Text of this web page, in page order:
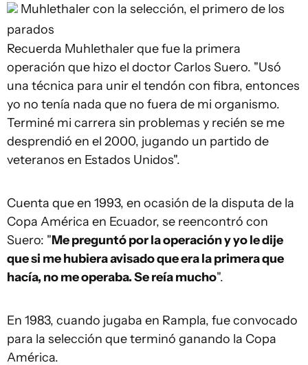
Muhlethaler con la selección, el primero de los
parados
Recuerda Muhlethaler que fue la primera
operación que hizo el doctor Carlos Suero. "Usó
una técnica para unir el tendón con fibra, entonces
yo no tenía nada que no fuera de mi organismo.
Terminé mi carrera sin problemas y recién se me
desprendió en el 2000, jugando un partido de
veteranos en Estados Unidos".
Cuenta que en 1993, en ocasión de la disputa de la
Copa América en Ecuador, se reencontró con
Suero: "Me preguntó por la operación y yo le dije
que si me hubiera avisado que era la primera que
hacía, no me operaba. Se reía mucho".
En 1983, cuando jugaba en Rampla, fue convocado
para la selección que terminó ganando la Copa
América.